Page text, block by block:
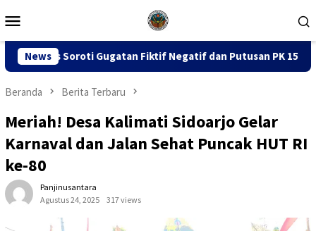
ke
Mobile
NewsFiktif Negatif dan Putusan PK 155 Sidang
Beranda Berita Terbaru
Meriah! Desa Kalimati Sidoarjo Gelar
Karnaval dan Jalan Sehat Puncak HUT RI
ke-80
Panjinusantara
Agustus 24, 2025
317 views